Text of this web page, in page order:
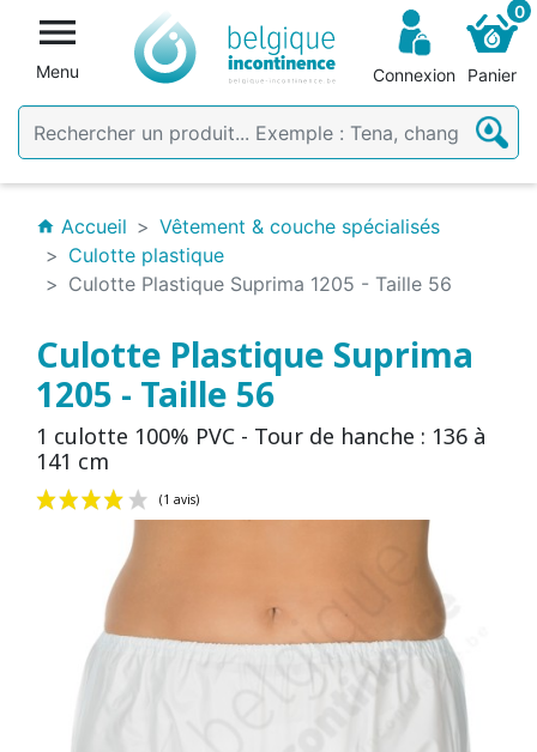

Menu Connexion
0
Panier
home Accueil
Vêtement & couche spécialisés
Culotte plastique
Culotte Plastique Suprima 1205 - Taille 56
Culotte Plastique Suprima
1205 - Taille 56
1 culotte 100% PVC - Tour de hanche : 136 à
141 cm